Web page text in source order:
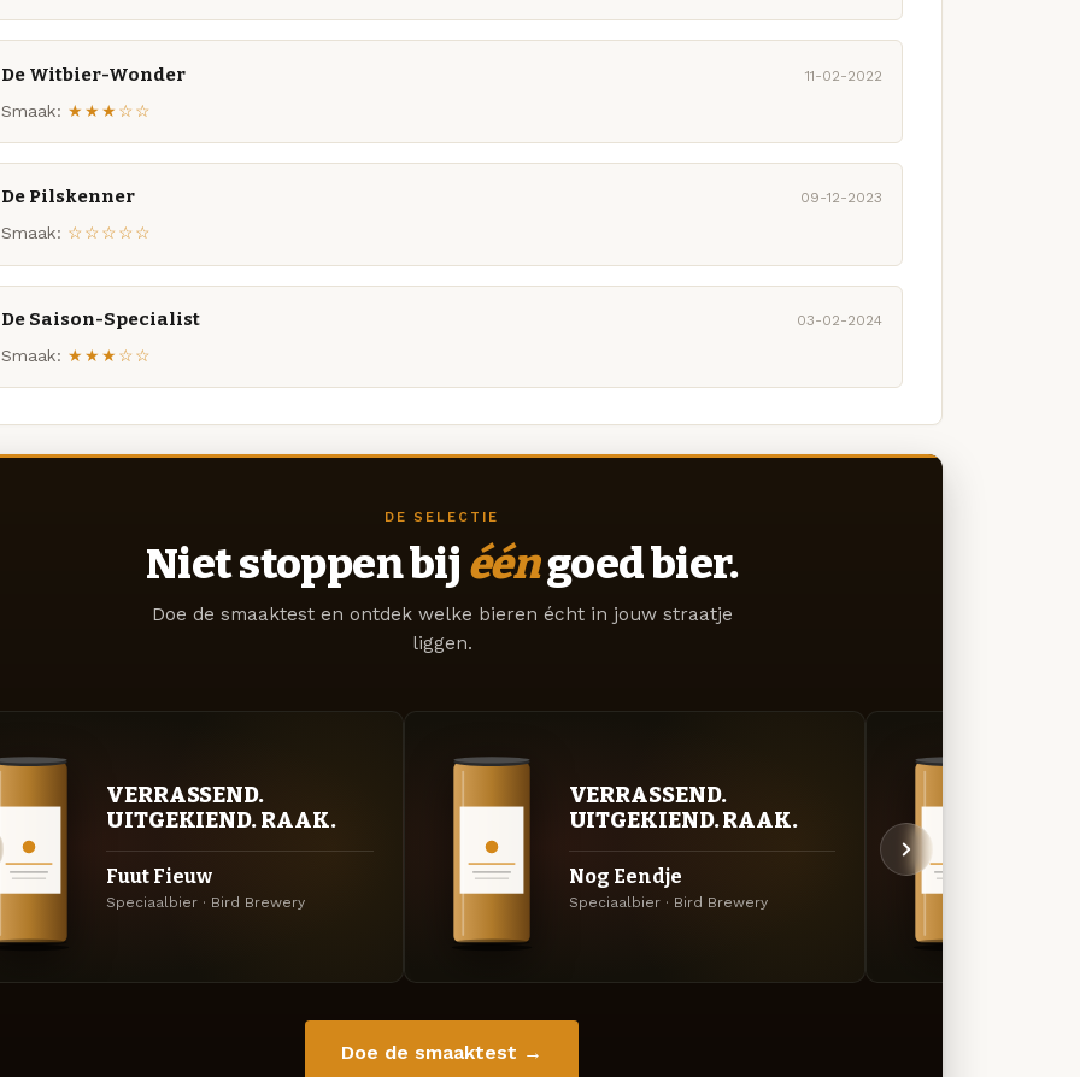
De Witbier-Wonder 11-02-2022
Smaak: ★★★☆☆
De Pilskenner 09-12-2023
Smaak: ☆☆☆☆☆
De Saison-Specialist 03-02-2024
Smaak: ★★★☆☆
DE SELECTIE
Niet stoppen bij ééngoed bier.
Doe de smaaktest en ontdek welke bieren écht in jouw straatje
liggen.
VERRASSEND.
UITGEKIEND. RAAK.
Fuut Fieuw
Speciaalbier · Bird Brewery
VERRASSEND.
UITGEKIEND. RAAK.
Nog Eendje
Speciaalbier · Bird Brewery
Doe de smaaktest →